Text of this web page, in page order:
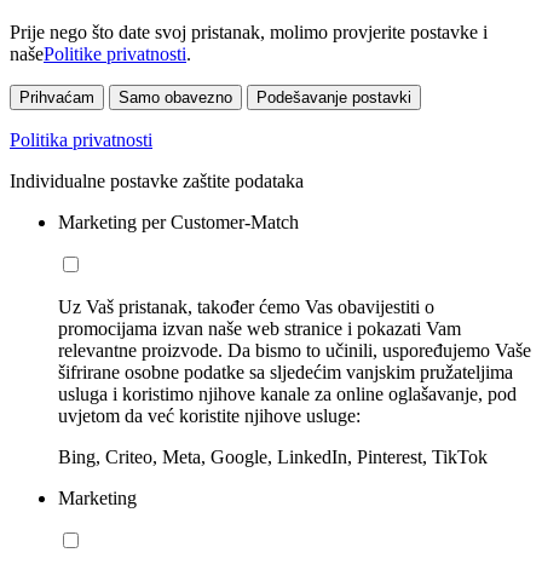
Prije nego što date svoj pristanak, molimo provjerite postavke i
našePolitike privatnosti.
Prihvaćam Samo obavezno Podešavanje postavki
Politika privatnosti
Individualne postavke zaštite podataka
Marketing per Customer-Match
Uz Vaš pristanak, također ćemo Vas obavijestiti o
promocijama izvan naše web stranice i pokazati Vam
relevantne proizvode. Da bismo to učinili, uspoređujemo Vaše
šifrirane osobne podatke sa sljedećim vanjskim pružateljima
usluga i koristimo njihove kanale za online oglašavanje, pod
uvjetom da već koristite njihove usluge:
Bing, Criteo, Meta, Google, LinkedIn, Pinterest, TikTok
Marketing